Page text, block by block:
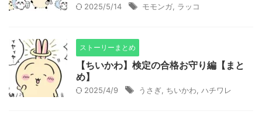
2025/5/14 モモンガ ラッコ
ストーリーまとめ
【ちいかわ】検定の合格お守り編【まと
め】
2025/4/9 うさぎ ちいかわ ハチワレ